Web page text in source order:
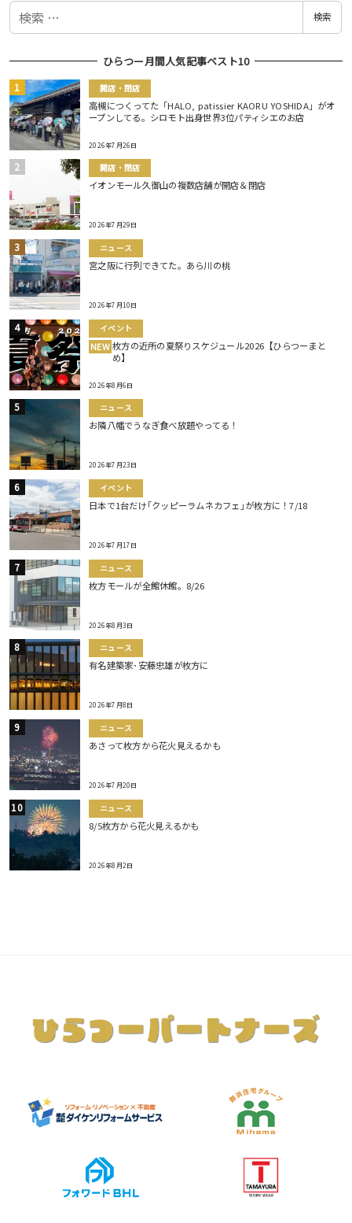
検
検索
ひらつー月間人気記事ベスト10
開店・閉店
高槻につくってた「HALO, patissier KAORU YOSHIDA」がオ
ープンしてる。シロモト出身世界3位パティシエのお店
2026年7月26日
開店・閉店
イオンモール久御山の複数店舗が開店＆閉店
2026年7月29日
ニュース
宮之阪に行列できてた。あら川の桃
2026年7月10日
イベント
NEW 枚方の近所の夏祭りスケジュール2026【ひらつーまと
め】
2026年8月6日
ニュース
お隣八幡でうなぎ食べ放題やってる！
2026年7月23日
イベント
日本で1台だけ｢クッピーラムネカフェ｣が枚方に！7/18
2026年7月17日
ニュース
枚方モールが全館休館。8/26
2026年8月3日
ニュース
有名建築家･安藤忠雄が枚方に
2026年7月8日
ニュース
あさって枚方から花火見えるかも
2026年7月20日
ニュース
8/5枚方から花火見えるかも
2026年8月2日